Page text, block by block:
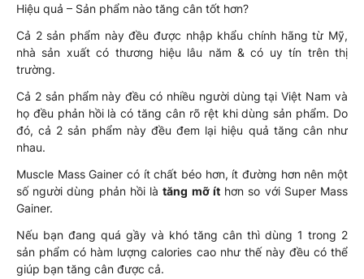
Hiệu quả – Sản phẩm nào tăng cân tốt hơn?
Cả 2 sản phẩm này đều được nhập khẩu chính hãng từ Mỹ,
nhà sản xuất có thương hiệu lâu năm & có uy tín trên thị
trường.
Cả 2 sản phẩm này đều có nhiều người dùng tại Việt Nam và
họ đều phản hồi là có tăng cân rõ rệt khi dùng sản phẩm. Do
đó, cả 2 sản phẩm này đều đem lại hiệu quả tăng cân như
nhau.
Muscle Mass Gainer có ít chất béo hơn, ít đường hơn nên một
số người dùng phản hồi làtăng mỡ íthơn so với Super Mass
Gainer.
Nếu bạn đang quá gầy và khó tăng cân thì dùng 1 trong 2
sản phẩm có hàm lượng calories cao như thế này đều có thể
giúp bạn tăng cân được cả.